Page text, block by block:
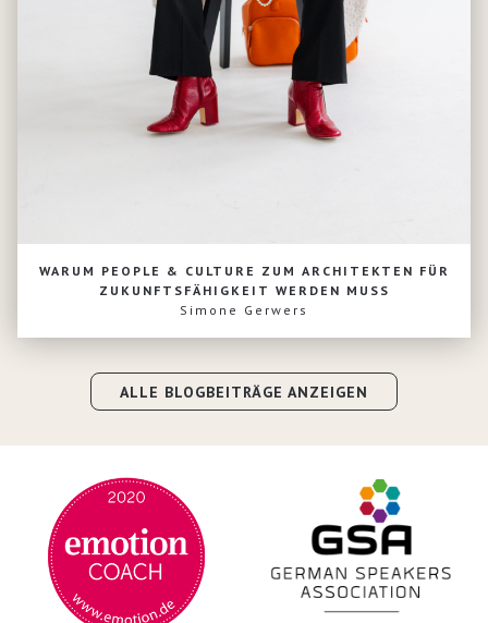
WARUM PEOPLE & CULTURE ZUM ARCHITEKTEN FÜR
ZUKUNFTSFÄHIGKEIT WERDEN MUSS
Simone Gerwers
ALLE BLOGBEITRÄGE ANZEIGEN